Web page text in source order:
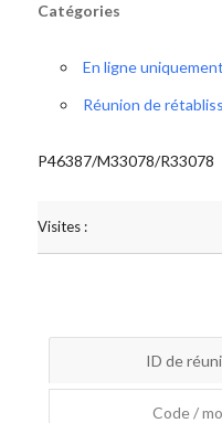
Catégories
En ligne uniquement
Réunion de
P46387/M33078/R33078
Visites :
ID de
Code /